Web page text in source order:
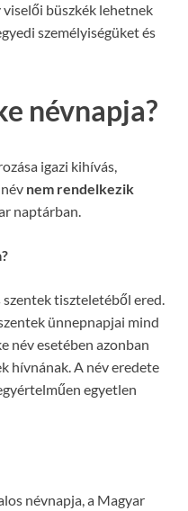
viselői büszkék lehetnek
személyiségüket és
névnapja?
igazi kihívás,
nem rendelkezik
naptárban.
tiszteletéből ered.
ünnepnapjai mind
név esetében azonban
hívnának. A név eredete
egyetlen
névnapja, a Magyar